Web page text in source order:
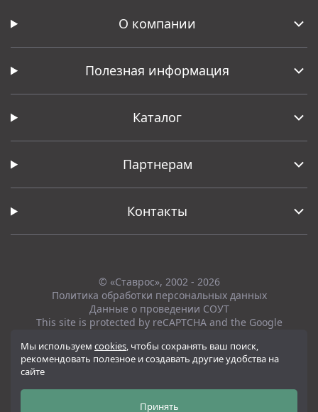
О компании
Полезная информация
Каталог
Партнерам
Контакты
© «Ставрос», 2002 - 2026
Политика обработки персональных данных
Данные о проведении СОУТ
This site is protected by reCAPTCHA and the Google
Вся представленная на сайте информация, касающаяся технических
информационный характер и ни при каких условиях не является
публичной офертой, определяемой положениями Статьи 437(2)
Мы используем cookies, чтобы сохранять ваш поиск,
рекомендовать полезное и создавать другие удобства на
сайте
Принять